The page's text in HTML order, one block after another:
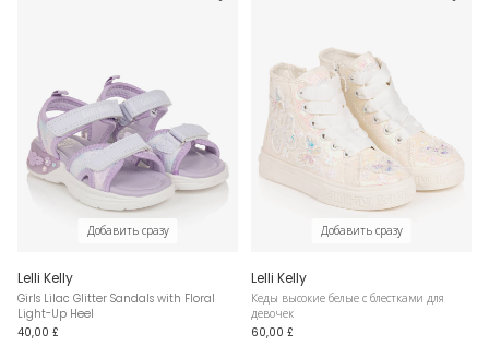
Добавить сразу
Lelli Kelly
Girls Lilac Glitter Sandals with Floral
Light-Up Heel
40,00 £
Добавить сразу
Lelli Kelly
Кеды высокие белые с блестками для
девочек
60,00 £